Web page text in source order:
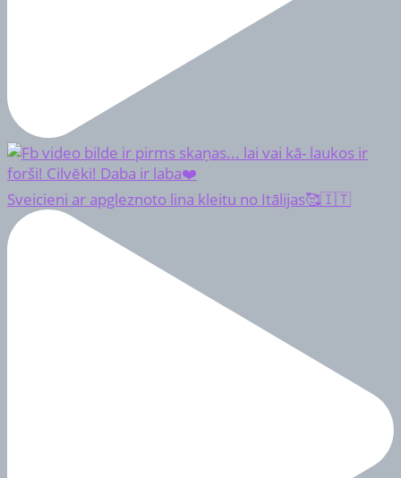
Sveicieni ar apgleznoto lina kleitu no Itālijas🥰🇮🇹